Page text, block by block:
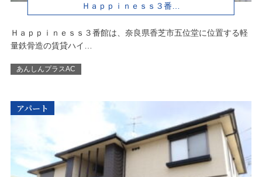
Ｈａｐｐｉｎｅｓｓ３番…
Ｈａｐｐｉｎｅｓｓ３番館は、奈良県香芝市五位堂に位置する軽
量鉄骨造の賃貸ハイ…
あんしんプラスAC
アパート